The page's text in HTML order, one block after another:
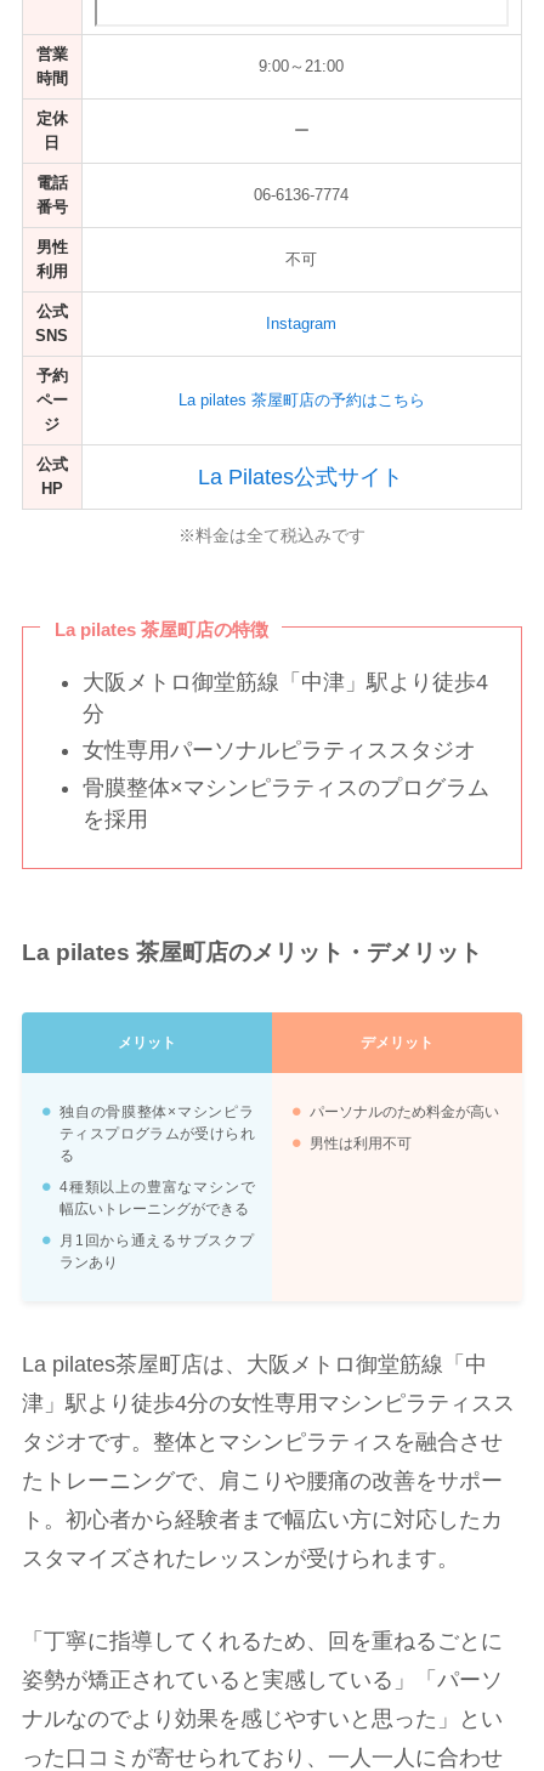
営業
時間
9:00～21:00
定休
日
ー
電話
番号
06-6136-7774
男性
利用
不可
公式
SNS
Instagram
予約
ペー
ジ
La pilates 茶屋町店の予約はこちら
公式
HP
La Pilates公式サイト
※料金は全て税込みです
La pilates 茶屋町店の特徴
大阪メトロ御堂筋線「中津」駅より徒歩4
分
女性専用パーソナルピラティススタジオ
骨膜整体×マシンピラティスのプログラム
を採用
La pilates 茶屋町店のメリット・デメリット
メリット デメリット
独自の骨膜整体×マシンピラ
ティスプログラムが受けられ
る
4種類以上の豊富なマシンで
幅広いトレーニングができる
月1回から通えるサブスクプ
ランあり
パーソナルのため料金が高い
男性は利用不可
La pilates茶屋町店は、大阪メトロ御堂筋線「中
津」駅より徒歩4分の女性専用マシンピラティスス
タジオです。整体とマシンピラティスを融合させ
たトレーニングで、肩こりや腰痛の改善をサポー
ト。初心者から経験者まで幅広い方に対応したカ
スタマイズされたレッスンが受けられます。
「丁寧に指導してくれるため、回を重ねるごとに
姿勢が矯正されていると実感している」「パーソ
ナルなのでより効果を感じやすいと思った」とい
った口コミが寄せられており、一人一人に合わせ